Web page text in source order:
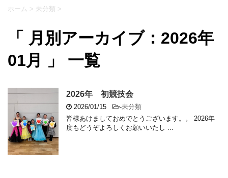
ホーム > 未分類 >
「 月別アーカイブ：2026年
01月 」 一覧
2026年 初競技会
2026/01/15 -未分類
皆様あけましておめでとうございます。。 2026年
度もどうぞよろしくお願いいたし ...